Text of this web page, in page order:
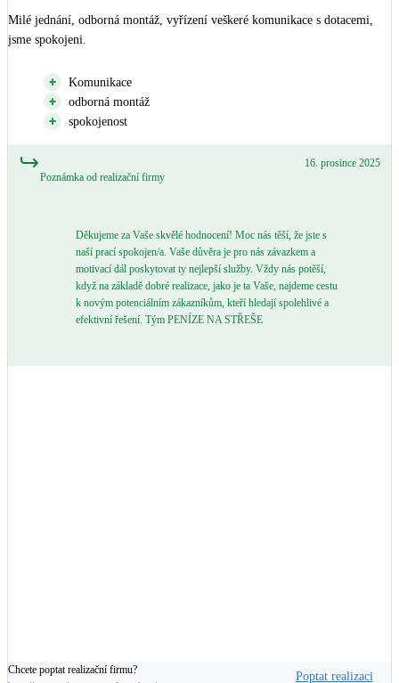
Milé jednání, odborná montáž, vyřízení veškeré komunikace s dotacemi,
jsme spokojeni.
Komunikace
odborná montáž
spokojenost
Poznámka od realizační firmy
16. prosince 2025
Děkujeme za Vaše skvělé hodnocení! Moc nás těší, že jste s
naší prací spokojen/a. Vaše důvěra je pro nás závazkem a
motivací dál poskytovat ty nejlepší služby. Vždy nás potěší,
když na základě dobré realizace, jako je ta Vaše, najdeme cestu
k novým potenciálním zákazníkům, kteří hledají spolehlivé a
efektivní řešení. Tým PENÍZE NA STŘEŠE
Chcete poptat realizační firmu? Poptat realizaci